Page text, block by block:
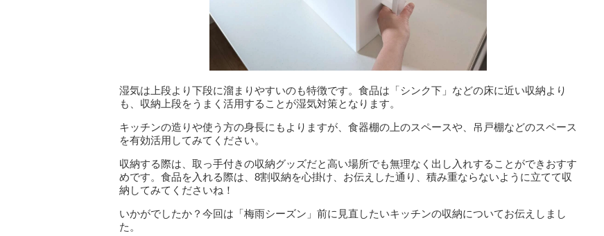
湿気は上段より下段に溜まりやすいのも特徴です。食品は「シンク下」などの床に近い収納より
も、収納上段をうまく活用することが湿気対策となります。
キッチンの造りや使う方の身長にもよりますが、食器棚の上のスペースや、吊戸棚などのスペース
を有効活用してみてください。
収納する際は、取っ手付きの収納グッズだと高い場所でも無理なく出し入れすることができおすす
めです。食品を入れる際は、8割収納を心掛け、お伝えした通り、積み重ならないように立てて収
納してみてくださいね！
いかがでしたか？今回は「梅雨シーズン」前に見直したいキッチンの収納についてお伝えしまし
た。